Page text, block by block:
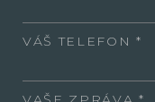
VÁŠ TELEFON